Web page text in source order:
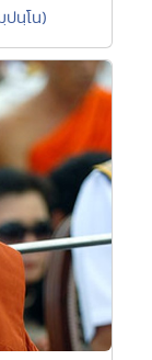
นฺโน)